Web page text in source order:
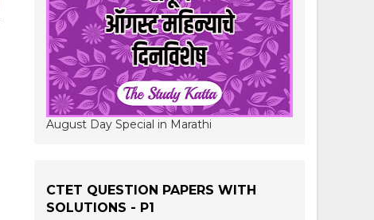
August Day Special in Marathi
CTET QUESTION PAPERS WITH
SOLUTIONS - P1